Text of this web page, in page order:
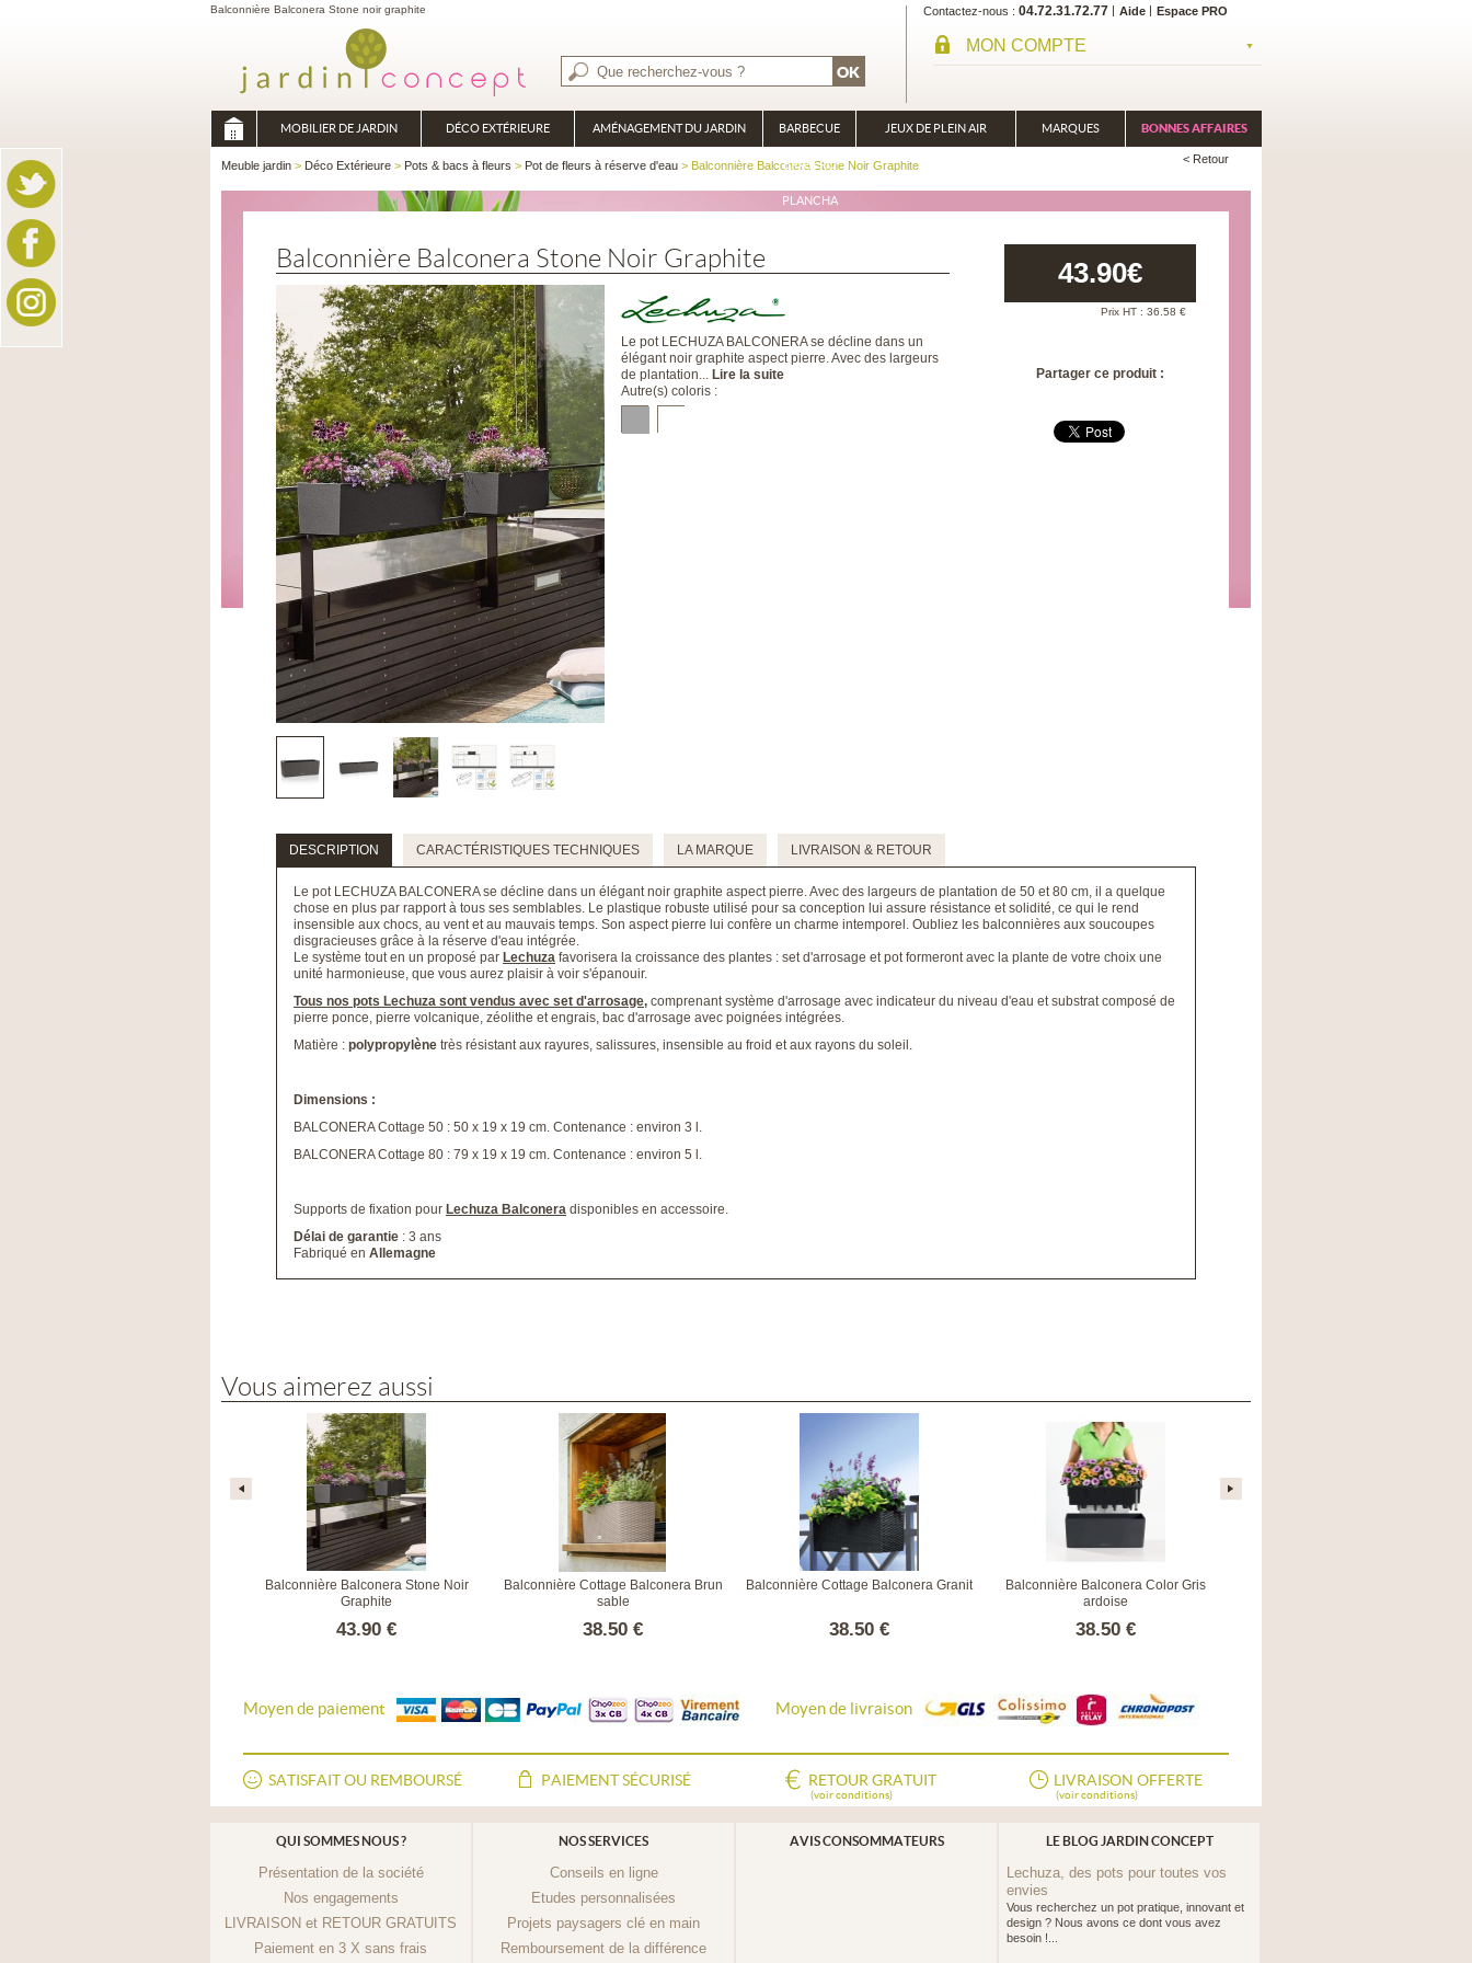
Balconnière Balconera Stone noir graphite Contactez-nous 04.72.31.72.77 Aide Espace PRO
MON COMPTE
MOBILIER DE JARDIN DÉCO EXTÉRIEURE AMÉNAGEMENT DU JARDIN BARBECUE
BRASÉRO
PLANCHA
JEUX DE PLEIN AIR MARQUES BONNES AFFAIRES
Meuble jardin > Déco Extérieure > Pots & bacs à fleurs > Pot de fleurs à réserve d'eau > Balconnière Balconera Stone Noir Graphite < Retour
Balconnière Balconera Stone Noir Graphite
Le pot LECHUZA BALCONERA se décline dans un
élégant noir graphite aspect pierre. Avec des largeurs
de plantation... Lire la suite
Autre(s) coloris :
43.90€
Prix HT : 36.58 €
Partager ce produit :
DESCRIPTION CARACTÉRISTIQUES TECHNIQUES LA MARQUE LIVRAISON & RETOUR
Le pot LECHUZA BALCONERA se décline dans un élégant noir graphite aspect pierre. Avec des largeurs de plantation de 50 et 80 cm, il a quelque
chose en plus par rapport à tous ses semblables. Le plastique robuste utilisé pour sa conception lui assure résistance et solidité, ce qui le rend
insensible aux chocs, au vent et au mauvais temps. Son aspect pierre lui confère un charme intemporel. Oubliez les balconnières aux soucoupes
disgracieuses grâce à la réserve d'eau intégrée.
Le système tout en un proposé par Lechuza favorisera la croissance des plantes : set d'arrosage et pot formeront avec la plante de votre choix une
unité harmonieuse, que vous aurez plaisir à voir s'épanouir.
Tous nos pots Lechuza sont vendus avec set d'arrosage, comprenant système d'arrosage avec indicateur du niveau d'eau et substrat composé de
pierre ponce, pierre volcanique, zéolithe et engrais, bac d'arrosage avec poignées intégrées.
Matière : polypropylène très résistant aux rayures, salissures, insensible au froid et aux rayons du soleil.
Dimensions :
BALCONERA Cottage 50 : 50 x 19 x 19 cm. Contenance : environ 3 l.
BALCONERA Cottage 80 : 79 x 19 x 19 cm. Contenance : environ 5 l.
Supports de fixation pour Lechuza Balconera disponibles en accessoire.
Délai de garantie : 3 ans
Fabriqué en Allemagne
Vous aimerez aussi
Balconnière Balconera Stone Noir
Graphite
43.90 €
Balconnière Cottage Balconera Brun
sable
38.50 €
Balconnière Cottage Balconera Granit
38.50 €
Balconnière Balconera Color Gris
ardoise
38.50 €
Moyen de paiement Moyen de livraison
SATISFAIT OU REMBOURSÉ PAIEMENT SÉCURISÉ RETOUR GRATUIT
(voir conditions)
LIVRAISON OFFERTE
(voir conditions)
QUI SOMMES NOUS ?
Présentation de la société
Nos engagements
LIVRAISON et RETOUR GRATUITS
Paiement en 3 X sans frais
NOS SERVICES
Conseils en ligne
Etudes personnalisées
Projets paysagers clé en main
Remboursement de la différence
AVIS CONSOMMATEURS LE BLOG JARDIN CONCEPT
Lechuza, des pots pour toutes vos
envies
Vous recherchez un pot pratique, innovant et
design ? Nous avons ce dont vous avez
besoin !...